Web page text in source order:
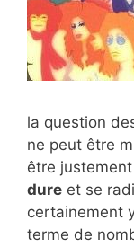
la question
ne peut être
être
dure et se
certainement
terme de